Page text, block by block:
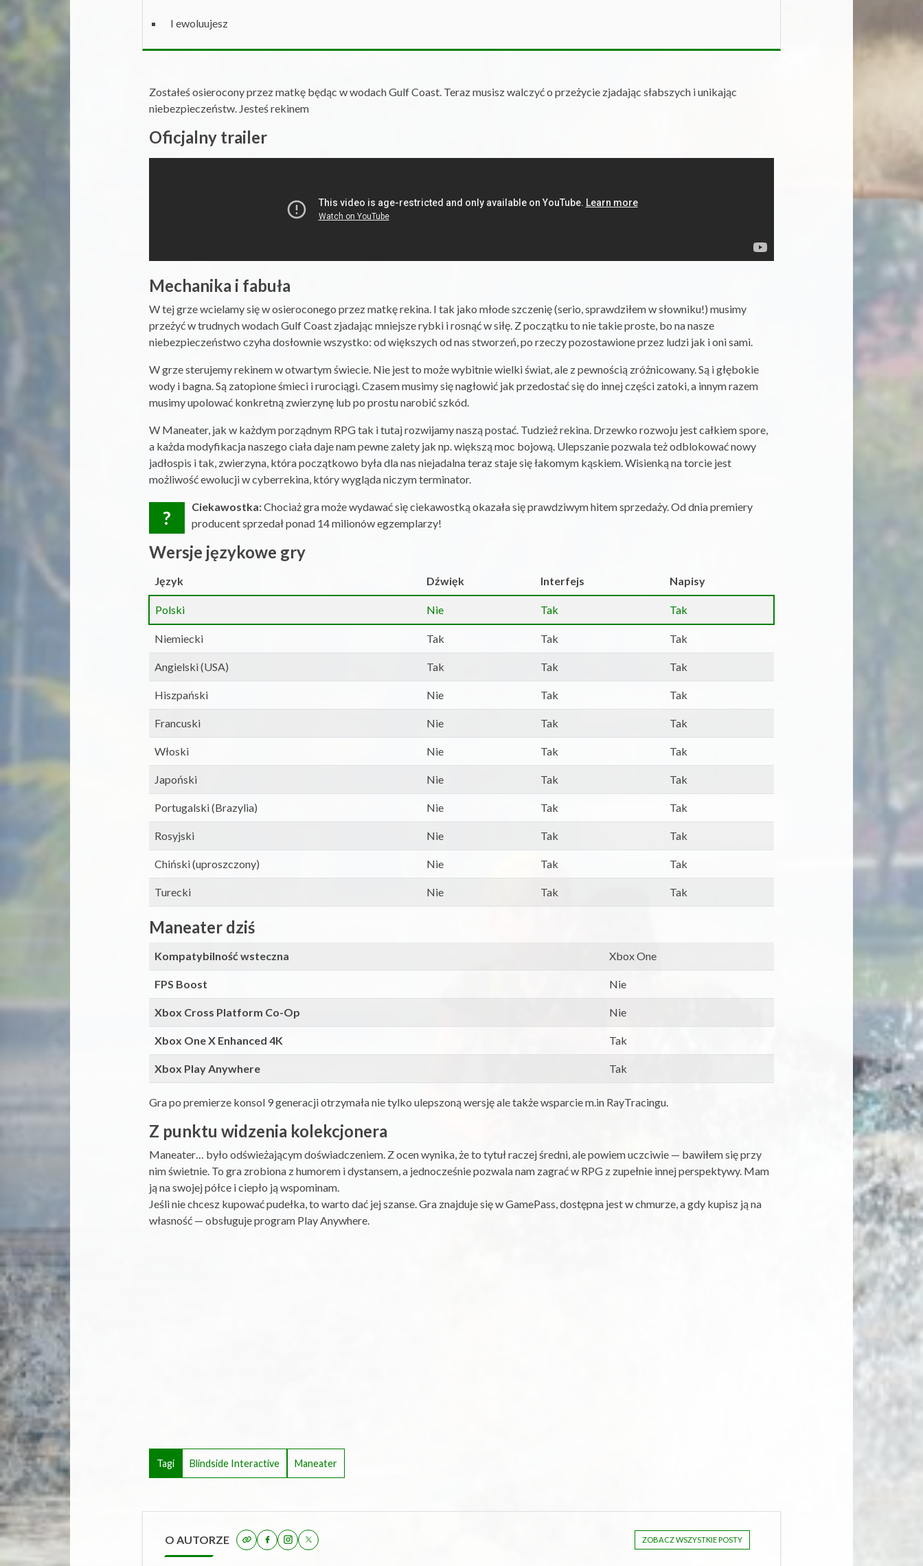
I ewoluujesz
Zostałeś osierocony przez matkę będąc w wodach Gulf Coast. Teraz musisz walczyć o przeżycie zjadając słabszych i unikając
niebezpieczeństw. Jesteś rekinem
Oficjalny trailer
Mechanika i fabuła
W tej grze wcielamy się w osieroconego przez matkę rekina. I tak jako młode szczenię (serio, sprawdziłem w słowniku!) musimy
przeżyć w trudnych wodach Gulf Coast zjadając mniejsze rybki i rosnąć w siłę. Z początku to nie takie proste, bo na nasze
niebezpieczeństwo czyha dosłownie wszystko: od większych od nas stworzeń, po rzeczy pozostawione przez ludzi jak i oni sami.
W grze sterujemy rekinem w otwartym świecie. Nie jest to może wybitnie wielki świat, ale z pewnością zróżnicowany. Są i głębokie
wody i bagna. Są zatopione śmieci i rurociągi. Czasem musimy się nagłowić jak przedostać się do innej części zatoki, a innym razem
musimy upolować konkretną zwierzynę lub po prostu narobić szkód.
W Maneater, jak w każdym porządnym RPG tak i tutaj rozwijamy naszą postać. Tudzież rekina. Drzewko rozwoju jest całkiem spore,
a każda modyfikacja naszego ciała daje nam pewne zalety jak np. większą moc bojową. Ulepszanie pozwala też odblokować nowy
jadłospis i tak, zwierzyna, która początkowo była dla nas niejadalna teraz staje się łakomym kąskiem. Wisienką na torcie jest
możliwość ewolucji w cyberrekina, który wygląda niczym terminator.
?
Ciekawostka:Chociaż gra może wydawać się ciekawostką okazała się prawdziwym hitem sprzedaży. Od dnia premiery
producent sprzedał ponad 14 milionów egzemplarzy!
Wersje językowe gry
Język Dźwięk Interfejs Napisy
Polski Nie Tak Tak
Niemiecki Tak Tak Tak
Angielski (USA) Tak Tak Tak
Hiszpański Nie Tak Tak
Francuski Nie Tak Tak
Włoski Nie Tak Tak
Japoński Nie Tak Tak
Portugalski (Brazylia) Nie Tak Tak
Rosyjski Nie Tak Tak
Chiński (uproszczony) Nie Tak Tak
Turecki Nie Tak Tak
Maneater dziś
Kompatybilność wsteczna Xbox One
FPS Boost Nie
Xbox Cross Platform Co-Op Nie
Xbox One X Enhanced 4K Tak
Xbox Play Anywhere Tak
Gra po premierze konsol 9 generacji otrzymała nie tylko ulepszoną wersję ale także wsparcie m.in RayTracingu.
Z punktu widzenia kolekcjonera
Maneater… było odświeżającym doświadczeniem. Z ocen wynika, że to tytuł raczej średni, ale powiem uczciwie — bawiłem się przy
nim świetnie. To gra zrobiona z humorem i dystansem, a jednocześnie pozwala nam zagrać w RPG z zupełnie innej perspektywy. Mam
ją na swojej półce i ciepło ją wspominam.
Jeśli nie chcesz kupować pudełka, to warto dać jej szanse. Gra znajduje się w GamePass, dostępna jest w chmurze, a gdy kupisz ją na
własność — obsługuje program Play Anywhere.
Tagi Blindside Interactive Maneater
O AUTORZE ZOBACZ WSZYSTKIE POSTY